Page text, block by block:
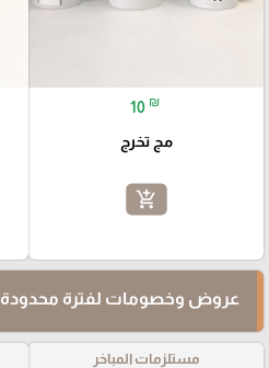
10 ₪
مج تخرج
add_shopping_cart
عروض وخصومات لفترة محدودة
مستلزمات المباخر